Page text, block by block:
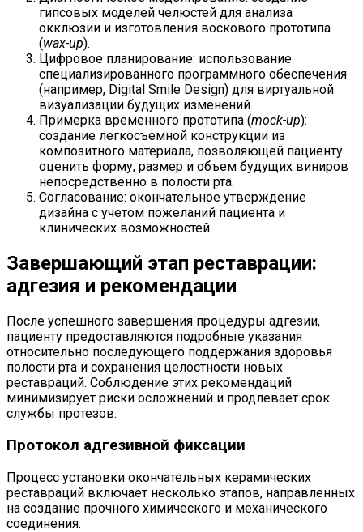
гипсовых моделей челюстей для анализа
окклюзии и изготовления воскового прототипа
(wax-up).
Цифровое планирование: использование
специализированного программного обеспечения
(например, Digital Smile Design) для виртуальной
визуализации будущих изменений.
Примерка временного прототипа (mock-up):
создание легкосъемной конструкции из
композитного материала, позволяющей пациенту
оценить форму, размер и объем будущих виниров
непосредственно в полости рта.
Согласование: окончательное утверждение
дизайна с учетом пожеланий пациента и
клинических возможностей.
Завершающий этап реставрации:
адгезия и рекомендации
После успешного завершения процедуры адгезии,
пациенту предоставляются подробные указания
относительно последующего поддержания здоровья
полости рта и сохранения целостности новых
реставраций. Соблюдение этих рекомендаций
минимизирует риски осложнений и продлевает срок
службы протезов.
Протокол адгезивной фиксации
Процесс установки окончательных керамических
реставраций включает несколько этапов, направленных
на создание прочного химического и механического
соединения: